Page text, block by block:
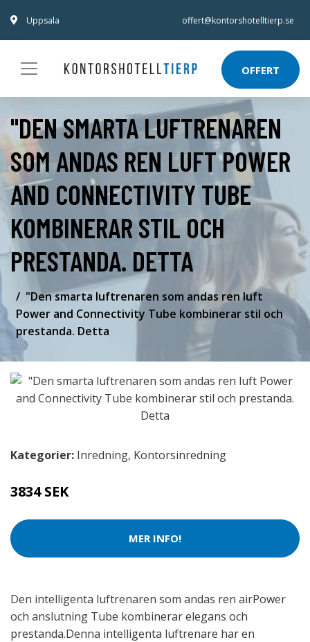
Uppsala offert@kontorshotelltierp.se
OFFERT
"DEN SMARTA LUFTRENAREN
SOM ANDAS REN LUFT POWER
AND CONNECTIVITY TUBE
KOMBINERAR STIL OCH
PRESTANDA. DETTA
"Den smarta luftrenaren som andas ren luft
Power and Connectivity Tube kombinerar stil och
prestanda. Detta
Kategorier: Inredning, Kontorsinredning
3834 SEK
MER INFO!
Den intelligenta luftrenaren som andas ren airPower
och anslutning Tube kombinerar elegans och
prestanda.Denna intelligenta luftrenare har en